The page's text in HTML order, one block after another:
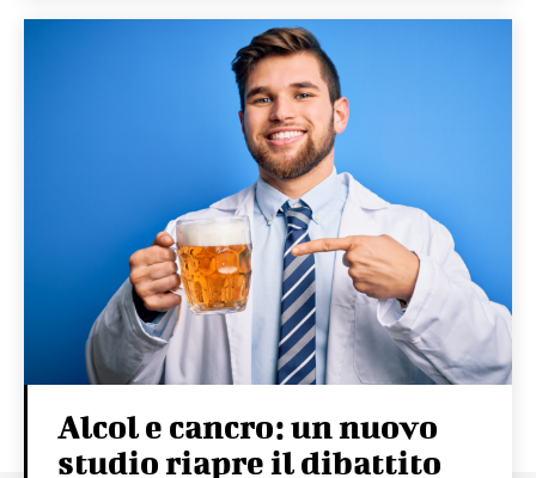
Alcol e cancro: un nuovo
studio riapre il dibattito